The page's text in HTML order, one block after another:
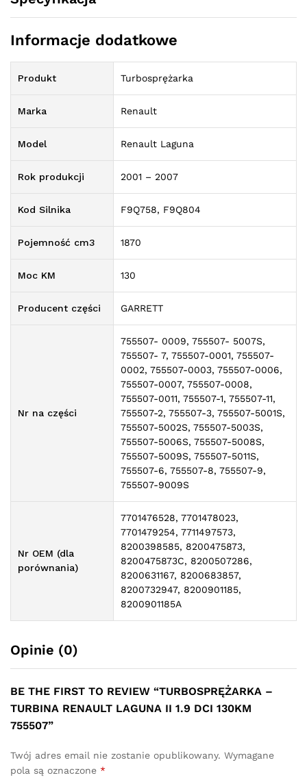
Informacje dodatkowe
Produkt Turbosprężarka
Marka Renault
Model Renault Laguna
Rok produkcji 2001 – 2007
Kod Silnika F9Q758, F9Q804
Pojemność cm3 1870
Moc KM 130
Producent części GARRETT
Nr na części
755507- 0009, 755507- 5007S,
755507- 7, 755507-0001, 755507-
0002, 755507-0003, 755507-0006,
755507-0007, 755507-0008,
755507-0011, 755507-1, 755507-11,
755507-2, 755507-3, 755507-5001S,
755507-5002S, 755507-5003S,
755507-5006S, 755507-5008S,
755507-5009S, 755507-5011S,
755507-6, 755507-8, 755507-9,
755507-9009S
Nr OEM (dla
porównania)
7701476528, 7701478023,
7701479254, 7711497573,
8200398585, 8200475873,
8200475873C, 8200507286,
8200631167, 8200683857,
8200732947, 8200901185,
8200901185A
Opinie (0)
BE THE FIRST TO REVIEW “TURBOSPRĘŻARKA –
TURBINA RENAULT LAGUNA II 1.9 DCI 130KM
755507”
Twój adres email nie zostanie opublikowany. Wymagane
pola są oznaczone *